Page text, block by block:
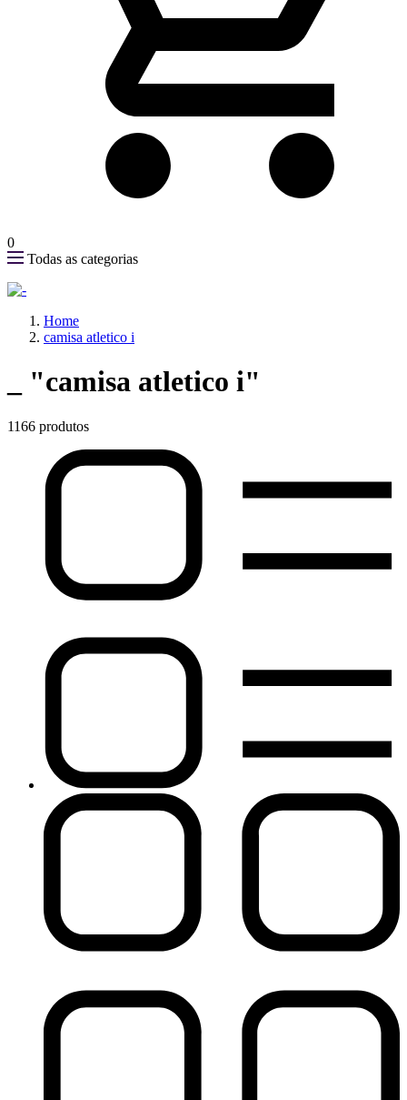
0
Todas as categorias
Home
camisa atletico i
"camisa atletico i"
1166 produtos